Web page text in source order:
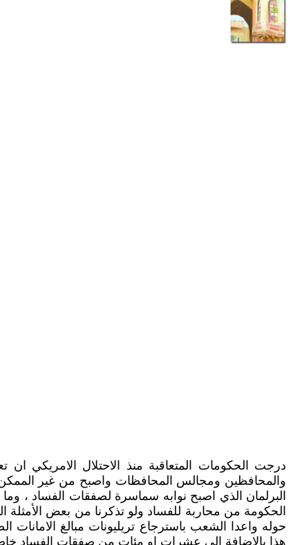
درجت الحكومات المتعاقبة منذ الاحتلال الامريكي
والمحافظين ومجالس المحافظات واصبح من غير
البرلمان الذي اصبح نوابه سماسرة لصفقات الفساد ،
الحكومة من محاربة للفساد ولو تذكرنا من بعض
حوله واعدا الشعب باسترجاع تريليونات مبالغ
هذا بالإضافة الى عشرات او مئات من صفقات الفساد